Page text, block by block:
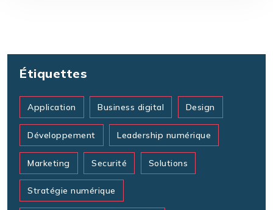
Étiquettes
Application Business digital Design
Développement Leadership numérique
Marketing Securité Solutions
Stratégie numérique